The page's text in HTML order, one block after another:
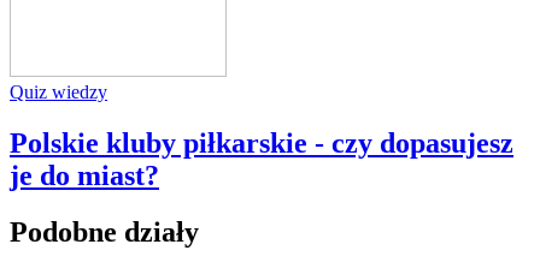
Quiz wiedzy
Polskie kluby piłkarskie - czy dopasujesz
je do miast?
Podobne działy